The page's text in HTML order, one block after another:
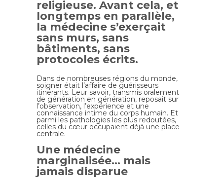
religieuse. Avant cela, et
longtemps en parallèle,
la médecine s’exerçait
sans murs, sans
bâtiments, sans
protocoles écrits.
Dans de nombreuses régions du monde,
soigner était l’affaire de guérisseurs
itinérants. Leur savoir, transmis oralement
de génération en génération, reposait sur
l’observation, l’expérience et une
connaissance intime du corps humain. Et
parmi les pathologies les plus redoutées,
celles du cœur occupaient déjà une place
centrale.
Une médecine
marginalisée… mais
jamais disparue